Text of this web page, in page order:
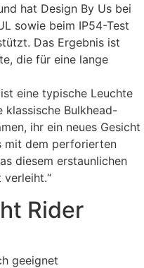
hat Design By Us bei
sowie beim IP54-Test
Das Ergebnis ist
die für eine lange
eine typische Leuchte
klassische Bulkhead-
ihr ein neues Gesicht
mit dem perforierten
diesem erstaunlichen
verleiht.“
Rider
geeignet